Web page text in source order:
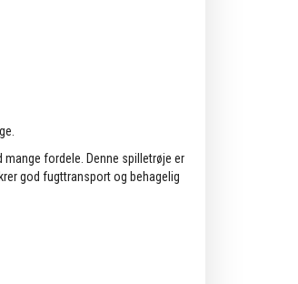
fordele. Denne spilletrøje er
god fugttransport og behagelig